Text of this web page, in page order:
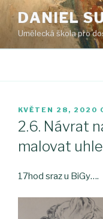
Přejít
obsahu
webu
DANIEL
Umělecká škola pro
PUBLIKOVÁNO
KVĚTEN 28, 2020
2.6. Návrat
malovat
17hod sraz u BiGy….